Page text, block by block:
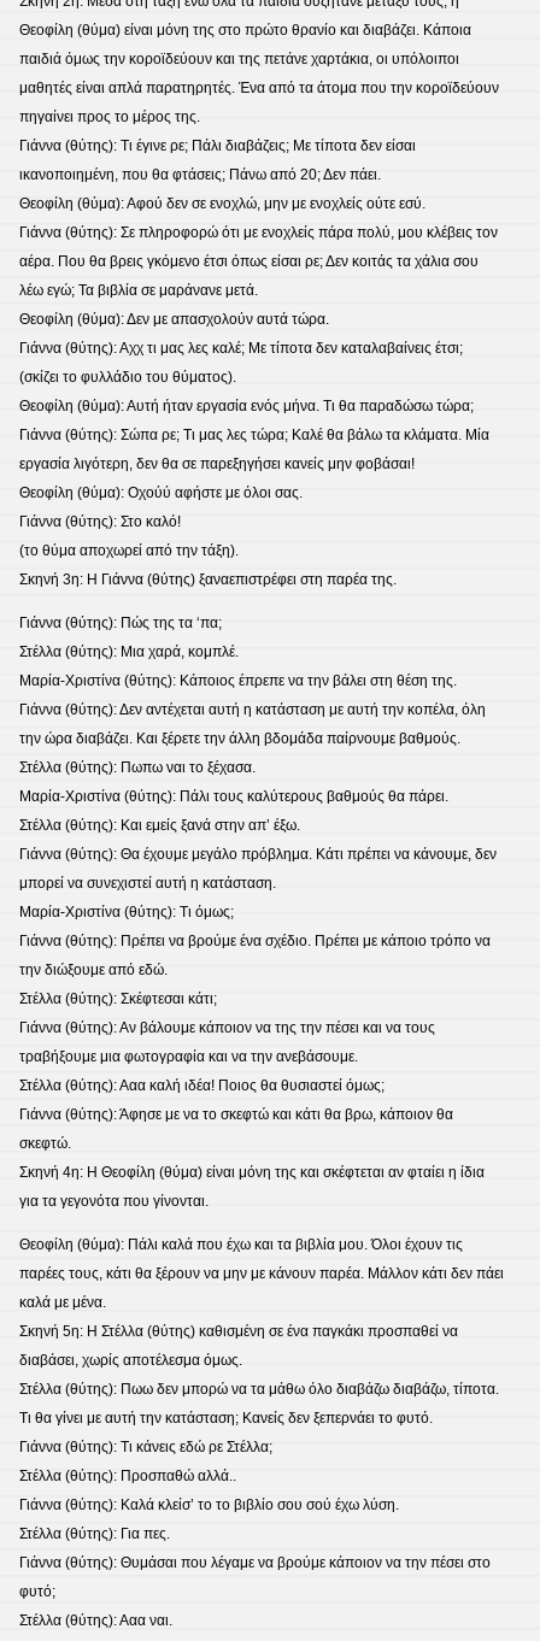
Θεοφίλη (θύμα) είναι μόνη της στο πρώτο θρανίο και διαβάζει. Κάποια
παιδιά όμως την κοροϊδεύουν και της πετάνε χαρτάκια, οι υπόλοιποι
μαθητές είναι απλά παρατηρητές. Ένα από τα άτομα που την κοροϊδεύουν
πηγαίνει προς το μέρος της.
Γιάννα (θύτης): Τι έγινε ρε; Πάλι διαβάζεις; Με τίποτα δεν είσαι
ικανοποιημένη, που θα φτάσεις; Πάνω από 20; Δεν πάει.
Θεοφίλη (θύμα): Αφού δεν σε ενοχλώ, μην με ενοχλείς ούτε εσύ.
Γιάννα (θύτης): Σε πληροφορώ ότι με ενοχλείς πάρα πολύ, μου κλέβεις τον
αέρα. Που θα βρεις γκόμενο έτσι όπως είσαι ρε; Δεν κοιτάς τα χάλια σου
λέω εγώ; Τα βιβλία σε μαράνανε μετά.
Θεοφίλη (θύμα): Δεν με απασχολούν αυτά τώρα.
Γιάννα (θύτης): Αχχ τι μας λες καλέ; Με τίποτα δεν καταλαβαίνεις έτσι;
(σκίζει το φυλλάδιο του θύματος).
Θεοφίλη (θύμα): Αυτή ήταν εργασία ενός μήνα. Τι θα παραδώσω τώρα;
Γιάννα (θύτης): Σώπα ρε; Τι μας λες τώρα; Καλέ θα βάλω τα κλάματα. Μία
εργασία λιγότερη, δεν θα σε παρεξηγήσει κανείς μην φοβάσαι!
Θεοφίλη (θύμα): Οχούύ αφήστε με όλοι σας.
Γιάννα (θύτης): Στο καλό!
(το θύμα αποχωρεί από την τάξη).
Σκηνή 3η: Η Γιάννα (θύτης) ξαναεπιστρέφει στη παρέα της.
Γιάννα (θύτης): Πώς της τα ‘πα;
Στέλλα (θύτης): Μια χαρά, κομπλέ.
Mαρία-Χριστίνα (θύτης): Κάποιος έπρεπε να την βάλει στη θέση της.
Γιάννα (θύτης): Δεν αντέχεται αυτή η κατάσταση με αυτή την κοπέλα, όλη
την ώρα διαβάζει. Και ξέρετε την άλλη βδομάδα παίρνουμε βαθμούς.
Στέλλα (θύτης): Πωπω ναι το ξέχασα.
Mαρία-Χριστίνα (θύτης): Πάλι τους καλύτερους βαθμούς θα πάρει.
Στέλλα (θύτης): Και εμείς ξανά στην απ’ έξω.
Γιάννα (θύτης): Θα έχουμε μεγάλο πρόβλημα. Κάτι πρέπει να κάνουμε, δεν
μπορεί να συνεχιστεί αυτή η κατάσταση.
Mαρία-Χριστίνα (θύτης): Τι όμως;
Γιάννα (θύτης): Πρέπει να βρούμε ένα σχέδιο. Πρέπει με κάποιο τρόπο να
την διώξουμε από εδώ.
Στέλλα (θύτης): Σκέφτεσαι κάτι;
Γιάννα (θύτης): Αν βάλουμε κάποιον να της την πέσει και να τους
τραβήξουμε μια φωτογραφία και να την ανεβάσουμε.
Στέλλα (θύτης): Ααα καλή ιδέα! Ποιος θα θυσιαστεί όμως;
Γιάννα (θύτης): Άφησε με να το σκεφτώ και κάτι θα βρω, κάποιον θα
σκεφτώ.
Σκηνή 4η: Η Θεοφίλη (θύμα) είναι μόνη της και σκέφτεται αν φταίει η ίδια
για τα γεγονότα που γίνονται.
Θεοφίλη (θύμα): Πάλι καλά που έχω και τα βιβλία μου. Όλοι έχουν τις
παρέες τους, κάτι θα ξέρουν να μην με κάνουν παρέα. Μάλλον κάτι δεν πάει
καλά με μένα.
Σκηνή 5η: Η Στέλλα (θύτης) καθισμένη σε ένα παγκάκι προσπαθεί να
διαβάσει, χωρίς αποτέλεσμα όμως.
Στέλλα (θύτης): Πωω δεν μπορώ να τα μάθω όλο διαβάζω διαβάζω, τίποτα.
Τι θα γίνει με αυτή την κατάσταση; Κανείς δεν ξεπερνάει το φυτό.
Γιάννα (θύτης): Τι κάνεις εδώ ρε Στέλλα;
Στέλλα (θύτης): Προσπαθώ αλλά..
Γιάννα (θύτης): Καλά κλείσ’ το το βιβλίο σου σού έχω λύση.
Στέλλα (θύτης): Για πες.
Γιάννα (θύτης): Θυμάσαι που λέγαμε να βρούμε κάποιον να την πέσει στο
φυτό;
Στέλλα (θύτης): Ααα ναι.